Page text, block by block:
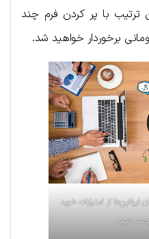
ترتیب با پر کردن فرم چند
برخوردار خواهید شد.
از امتیازات خرید
شوید